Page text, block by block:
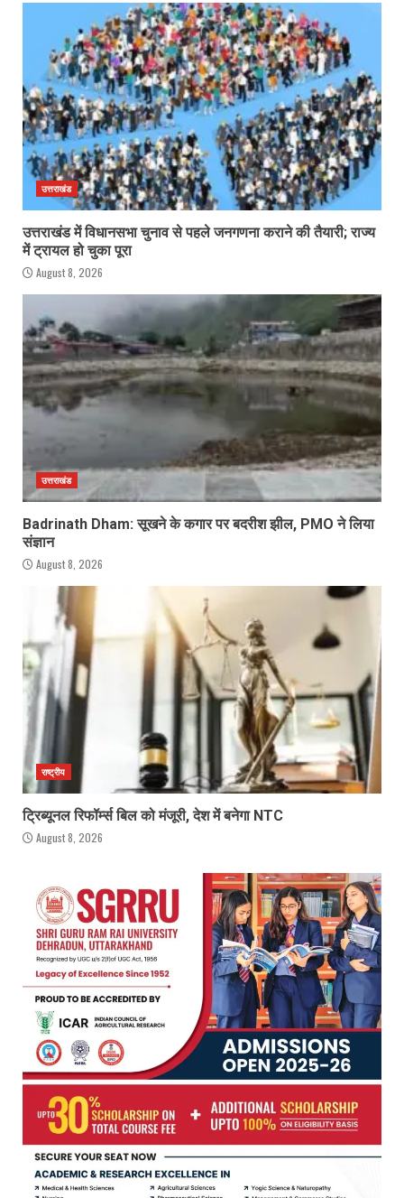
उत्तराखंड
उत्तराखंड में विधानसभा चुनाव से पहले जनगणना कराने की तैयारी; राज्य
में ट्रायल हो चुका पूरा
August 8, 2026
उत्तराखंड
Badrinath Dham: सूखने के कगार पर बदरीश झील, PMO ने लिया
संज्ञान
August 8, 2026
राष्ट्रीय
ट्रिब्यूनल रिफॉर्म्स बिल को मंजूरी, देश में बनेगा NTC
August 8, 2026